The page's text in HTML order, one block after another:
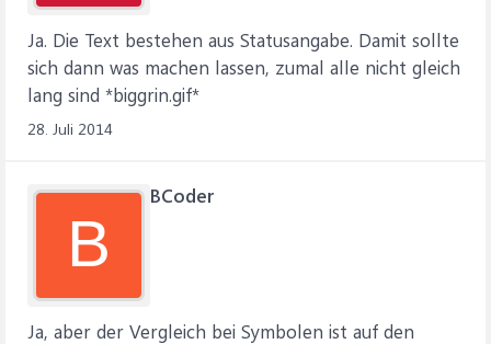
Ja. Die Text bestehen aus Statusangabe. Damit sollte
sich dann was machen lassen, zumal alle nicht gleich
lang sind *biggrin.gif*
28. Juli 2014
B
BCoder
Ja, aber der Vergleich bei Symbolen ist auf den